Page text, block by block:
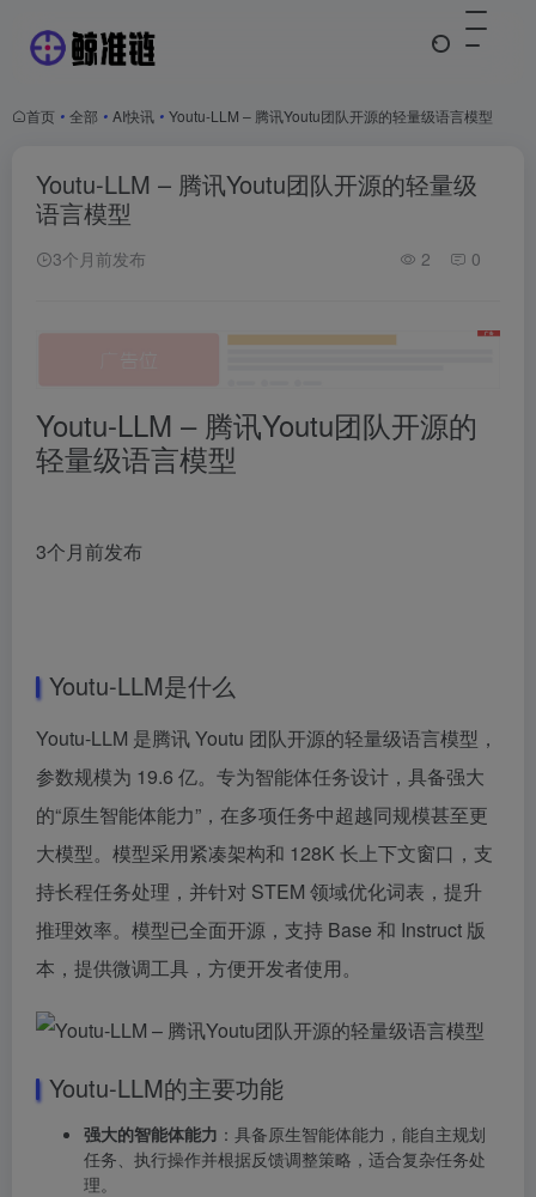
首页 • 全部 • AI快讯 • Youtu-LLM – 腾讯Youtu团队开源的轻量级语言模型
Youtu-LLM – 腾讯Youtu团队开源的轻量级
语言模型
3个月前发布 2 0
Youtu-LLM – 腾讯Youtu团队开源的
轻量级语言模型
3个月前发布
Youtu-LLM是什么
Youtu-LLM 是腾讯 Youtu 团队开源的轻量级语言模型，
参数规模为 19.6 亿。专为智能体任务设计，具备强大
的“原生智能体能力”，在多项任务中超越同规模甚至更
大模型。模型采用紧凑架构和 128K 长上下文窗口，支
持长程任务处理，并针对 STEM 领域优化词表，提升
推理效率。模型已全面开源，支持 Base 和 Instruct 版
本，提供微调工具，方便开发者使用。
Youtu-LLM的主要功能
强大的智能体能力 ：具备原生智能体能力，能自主规划
任务、执行操作并根据反馈调整策略，适合复杂任务处
理。